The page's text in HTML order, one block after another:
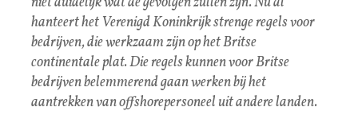
hanteert het Verenigd Koninkrijk strenge regels voor
bedrijven, die werkzaam zijn op het Britse
continentale plat. Die regels kunnen voor Britse
bedrijven belemmerend gaan werken bij het
aantrekken van offshorepersoneel uit andere landen.